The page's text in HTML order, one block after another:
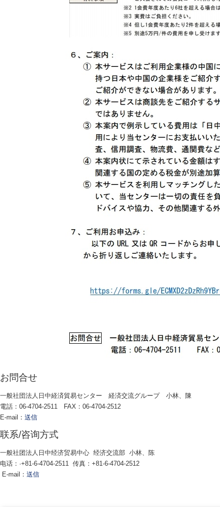
お問合せ
一般社団法人日中経済貿易センター 経済交流グループ 小林、陳
電話：06-4704-2511 FAX：06-4704-2512
E-mail： 送信
联系/咨询方式
一般社团法人日中经济贸易中心 经济交流部 小林、陈
电话：·+81-6-4704-2511 传真：+81-6-4704-2512
E-mail： 送信